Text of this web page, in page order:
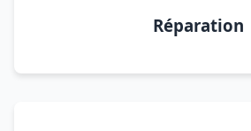
Réparation